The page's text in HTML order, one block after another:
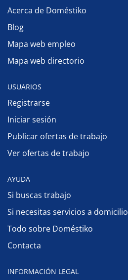
Acerca de Doméstiko
Blog
Mapa web empleo
Mapa web directorio
USUARIOS
Registrarse
Iniciar sesión
Publicar ofertas de trabajo
Ver ofertas de trabajo
AYUDA
Si buscas trabajo
Si necesitas servicios a domicilio
Todo sobre Doméstiko
Contacta
INFORMACIÓN LEGAL